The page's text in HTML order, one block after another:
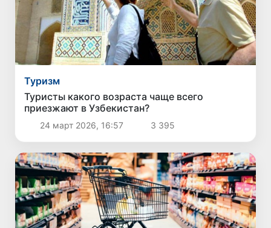
Туризм
Туристы какого возраста чаще всего
приезжают в Узбекистан?
24 март 2026, 16:57 3 395